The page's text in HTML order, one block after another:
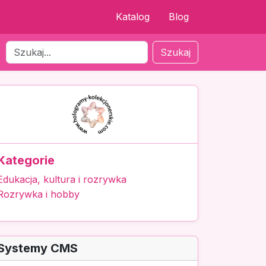
Katalog Blog
Szukaj
kultura i rozrywka
i hobby
CMS